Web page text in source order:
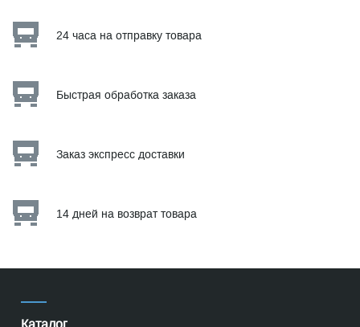
24 часа на отправку товара
Быстрая обработка заказа
Заказ экспресс доставки
14 дней на возврат товара